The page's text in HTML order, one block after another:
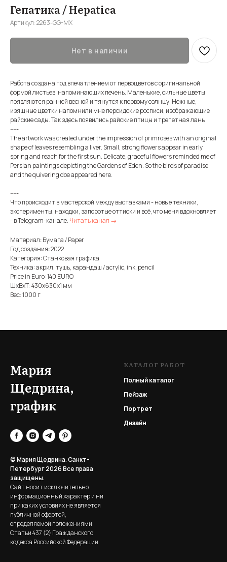
Гепатика / Hepatica
Артикул:2263-GG-MX
Нет в наличии
Работа создана под впечатлением от первоцветов с оригинальной
формой листьев, напоминающих печень. Маленькие, сильные цветы
появляются ранней весной и тянутся к первому солнцу. Нежные,
изящные цветки напомнили мне персидские росписи, изображающие
райские сады. Так здесь появились райские птицы и трепетная лань
-----
The artwork was created under the impression of primroses with an original
shape of leaves resembling a liver. Small, strong flowers appear in early
spring and reach for the first sun. Delicate, graceful flowers reminded me of
Persian paintings depicting the Gardens of Eden. So the birds of paradise
and the quivering doe appeared here.
-----
Что происходит в мастерской между выставками - новые техники,
эксперименты, находки, запоротые оттиски и всё, что меня вдохновляет
- в Telegram-канале. Читать канал →
Материал: Бумага / Paper
Год создания: 2022
Категория: Станковая графика
Техника: акрил, тушь, карандаш / acrylic, ink, pencil
Price in Euro: 140 EURO
ШxВxТ: 430x630x1 мм
Вес: 1000 г
Мария
Щедрина,
график
© Мария Щедрина. Санкт-
Петербург 2026Все права
защищены.
Сайт носит исключительно
информационный характер и ни
при каких условиях не является
публичной офертой,
определяемой положениями
Статьи 437 (2) Гражданского
кодекса Российской Федерации
КАТАЛОГ РАБОТ
Полный каталог
Пейзаж
Портрет
Дизайн